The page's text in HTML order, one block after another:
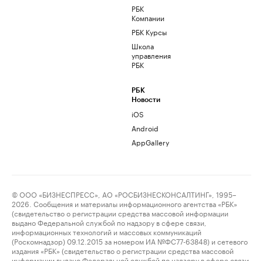
РБК
Компании
РБК Курсы
Школа
управления
РБК
РБК
Новости
iOS
Android
AppGallery
© ООО «БИЗНЕСПРЕСС», АО «РОСБИЗНЕСКОНСАЛТИНГ», 1995–
2026. Сообщения и материалы информационного агентства «РБК»
(свидетельство о регистрации средства массовой информации
выдано Федеральной службой по надзору в сфере связи,
информационных технологий и массовых коммуникаций
(Роскомнадзор) 09.12.2015 за номером ИА №ФС77-63848) и сетевого
издания «РБК» (свидетельство о регистрации средства массовой